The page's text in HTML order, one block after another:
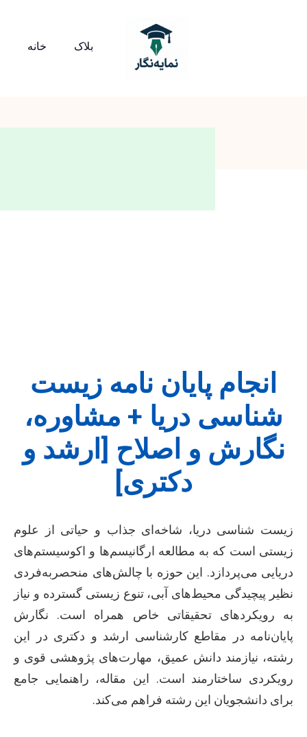
خانه بلاک
انجام پایان نامه زیست
شناسی دریا + مشاوره،
نگارش و اصلاح [ارشد و
دکتری]
زیست شناسی دریا، شاخه‌ای جذاب و حیاتی از علوم
زیستی است که به مطالعه ارگانیسم‌ها و اکوسیستم‌های
دریایی می‌پردازد. این حوزه با چالش‌های منحصربه‌فردی
نظیر پیچیدگی محیط‌های آبی، تنوع زیستی گسترده و نیاز
به رویکردهای تحقیقاتی خاص همراه است. نگارش
پایان‌نامه در مقاطع کارشناسی ارشد و دکتری در این
رشته، نیازمند دانش عمیق، مهارت‌های پژوهشی قوی و
رویکردی ساختارمند است. این مقاله، راهنمایی جامع
برای دانشجویان این رشته فراهم می‌کند.